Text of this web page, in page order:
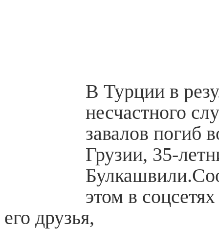
В Турции в
несчастного
завалов погиб
Грузии, 35-
этом в
его друзья,